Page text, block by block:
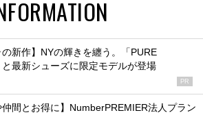
の新作】NYの輝きを纏う。「PURE
と最新シューズに限定モデルが登場
PR
仲間とお得に】NumberPREMIER法人プラン